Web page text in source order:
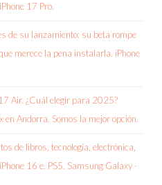
17 Pro.
de su lanzamiento: su beta rompe
merece la pena instalarla. iPhone
Air. ¿Cuál elegir para 2025?
Andorra. Somos la mejor opción.
de libros, tecnología, electrónica,
16 e. PS5. Samsung Galaxy ·